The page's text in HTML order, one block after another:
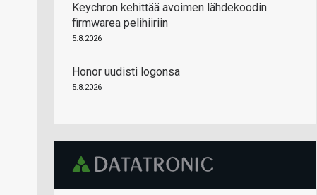
Keychron kehittää avoimen lähdekoodin
firmwarea pelihiiriin
5.8.2026
Honor uudisti logonsa
5.8.2026